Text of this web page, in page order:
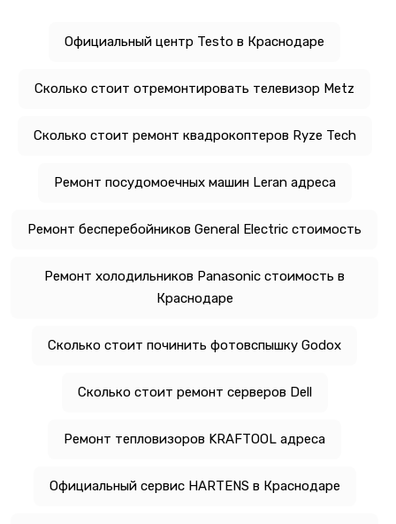
Официальный центр Testo в Краснодаре
Сколько стоит отремонтировать телевизор Metz
Сколько стоит ремонт квадрокоптеров Ryze Tech
Ремонт посудомоечных машин Leran адреса
Ремонт бесперебойников General Electric стоимость
Ремонт холодильников Panasonic стоимость в
Краснодаре
Сколько стоит починить фотовспышку Godox
Сколько стоит ремонт серверов Dell
Ремонт тепловизоров KRAFTOOL адреса
Официальный сервис HARTENS в Краснодаре